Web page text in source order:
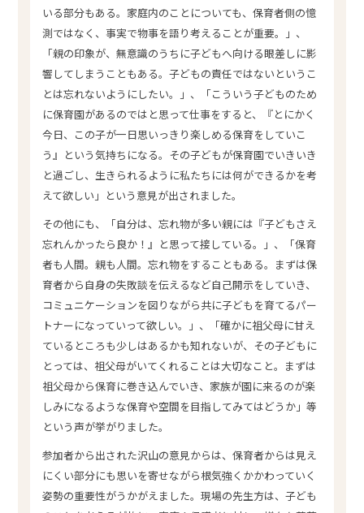
いる部分もある。家庭内のことについても、保育者側の憶
測ではなく、事実で物事を語り考えることが重要。」、
「親の印象が、無意識のうちに子どもへ向ける眼差しに影
響してしまうこともある。子どもの責任ではないというこ
とは忘れないようにしたい。」、「こういう子どものため
に保育園があるのではと思って仕事をすると、『とにかく
今日、この子が一日思いっきり楽しめる保育をしていこ
う』という気持ちになる。その子どもが保育園でいきいき
と過ごし、生きられるように私たちには何ができるかを考
えて欲しい」という意見が出されました。
その他にも、「自分は、忘れ物が多い親には『子どもさえ
忘れんかったら良か！』と思って接している。」、「保育
者も人間。親も人間。忘れ物をすることもある。まずは保
育者から自身の失敗談を伝えるなど自己開示をしていき、
コミュニケーションを図りながら共に子どもを育てるパー
トナーになっていって欲しい。」、「確かに祖父母に甘え
ているところも少しはあるかも知れないが、その子どもに
とっては、祖父母がいてくれることは大切なこと。まずは
祖父母から保育に巻き込んでいき、家族が園に来るのが楽
しみになるような保育や空間を目指してみてはどうか」等
という声が挙がりました。
参加者から出された沢山の意見からは、保育者からは見え
にくい部分にも思いを寄せながら根気強くかかわっていく
姿勢の重要性がうかがえました。現場の先生方は、子ども